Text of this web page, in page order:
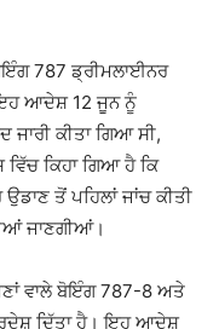
787 ਡ੍ਰੀਮਲਾਈਨਰ
ਆਦੇਸ਼ 12 ਜੂਨ ਨੂੰ
ਜਾਰੀ ਕੀਤਾ ਗਿਆ ਸੀ,
ਕਿਹਾ ਗਿਆ ਹੈ ਕਿ
ਤੋਂ ਪਹਿਲਾਂ ਜਾਂਚ ਕੀਤੀ
ਜਾਣਗੀਆਂ।
ਵਾਲੇ ਬੋਇੰਗ 787-8 ਅਤੇ
ਦਿੱਤਾ ਹੈ। ਇਹ ਆਦੇਸ਼